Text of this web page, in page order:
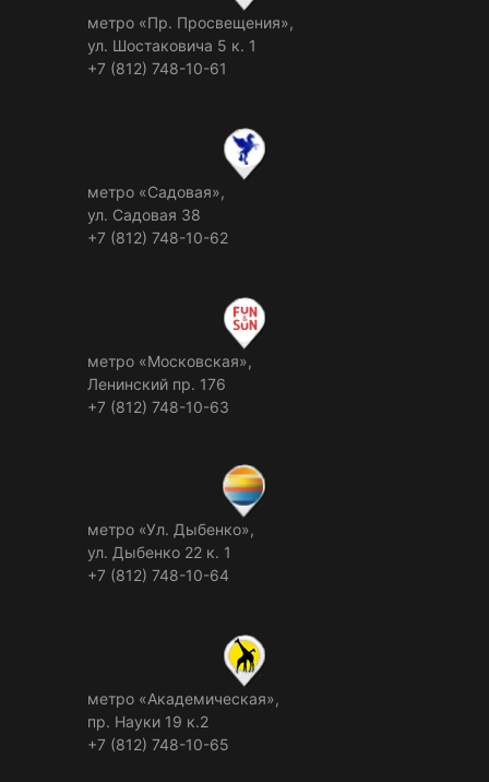
метро «Пр. Просвещения»,
ул. Шостаковича 5 к. 1
+7 (812) 748-10-61
метро «Садовая»,
ул. Садовая 38
+7 (812) 748-10-62
метро «Московская»,
Ленинский пр. 176
+7 (812) 748-10-63
метро «Ул. Дыбенко»,
ул. Дыбенко 22 к. 1
+7 (812) 748-10-64
метро «Академическая»,
пр. Науки 19 к.2
+7 (812) 748-10-65